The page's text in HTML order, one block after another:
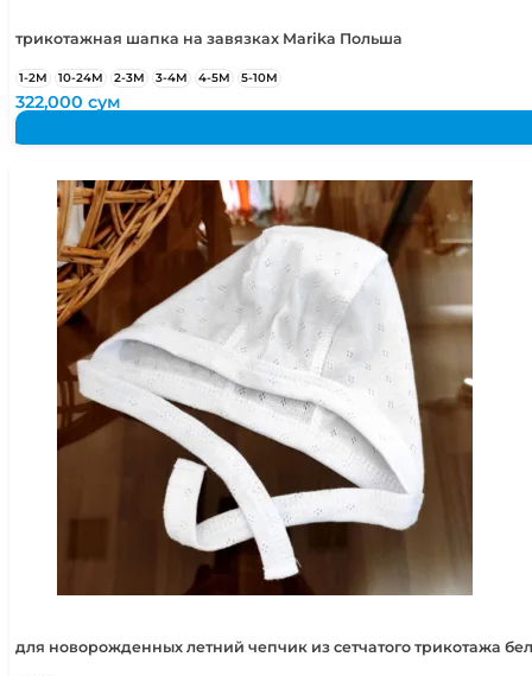
трикотажная шапка на завязках Marika Польша
1-2М 10-24М 2-3М 3-4М 4-5М 5-10М
322,000сум
для новорожденных летний чепчик из сетчатого трикотажа